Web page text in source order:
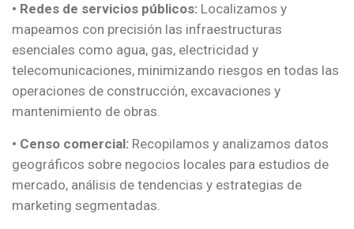
• Redes de servicios públicos: Localizamos y
mapeamos con precisión las infraestructuras
esenciales como agua, gas, electricidad y
telecomunicaciones, minimizando riesgos en todas las
operaciones de construcción, excavaciones y
mantenimiento de obras.
• Censo comercial: Recopilamos y analizamos datos
geográficos sobre negocios locales para estudios de
mercado, análisis de tendencias y estrategias de
marketing segmentadas.